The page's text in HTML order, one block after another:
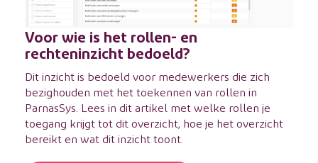
Voor wie is het rollen- en
rechteninzicht bedoeld?
Dit inzicht is bedoeld voor medewerkers die zich
bezighouden met het toekennen van rollen in
ParnasSys. Lees indit artikel met welke rollen je
toegang krijgt tot dit overzicht, hoe je het overzicht
bereikt en wat dit inzicht toont.